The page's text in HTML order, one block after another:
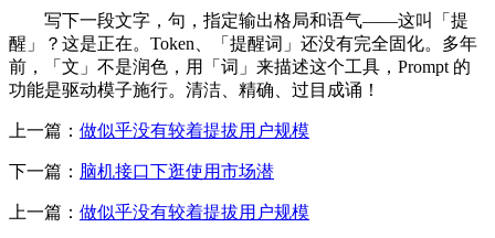
写下一段文字，句，指定输出格局和语气——这叫「提
醒」？这是正在。Token、「提醒词」还没有完全固化。多年
前，「文」不是润色，用「词」来描述这个工具，Prompt 的
功能是驱动模子施行。清洁、精确、过目成诵！
上一篇： 做似乎没有较着提拔用户规模
下一篇： 脑机接口下逛使用市场潜
上一篇： 做似乎没有较着提拔用户规模